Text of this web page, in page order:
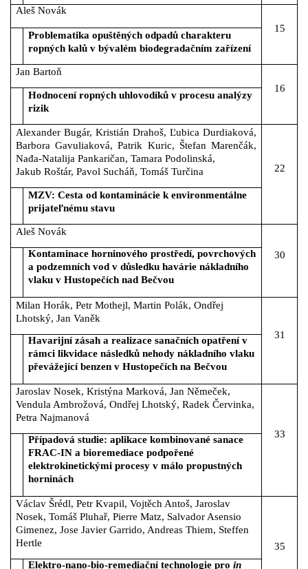
Aleš Novák
15
Problematika opuštěných odpadů charakteru
ropných kalů v bývalém biodegradačním zařízení
Jan Bartoň
16
Hodnocení ropných uhlovodíků v procesu analýzy
rizik
Alexander Bugár, Kristián Drahoš, Ľubica Durdiaková,
Barbora Gavuliaková, Patrik Kuric, Štefan Marenčák,
Nađa-Natalija Pankaričan, Tamara Podolinská,
Jakub Roštár, Pavol Sucháň, Tomáš Turčina 22
MZV: Cesta od kontaminácie k environmentálne
prijateľnému stavu
Aleš Novák
30
Kontaminace horninového prostředí, povrchových
a podzemních vod v důsledku havárie nákladního
vlaku v Hustopečích nad Bečvou
Milan Horák, Petr Mothejl, Martin Polák, Ondřej
Lhotský, Jan Vaněk
31
Havarijní zásah a realizace sanačních opatření v
rámci likvidace následků nehody nákladního vlaku
převážející benzen v Hustopečích na Bečvou
Jaroslav Nosek, Kristýna Marková, Jan Němeček,
Vendula Ambrožová, Ondřej Lhotský, Radek Červinka,
Petra Najmanová
33
Případová studie: aplikace kombinované sanace
FRAC-IN a bioremediace podpořené
elektrokinetickými procesy v málo propustných
horninách
Václav Šrédl, Petr Kvapil, Vojtěch Antoš, Jaroslav
Nosek, Tomáš Pluhař, Pierre Matz, Salvador Asensio
Gimenez, Jose Javier Garrido, Andreas Thiem, Steffen
Hertle
35
Elektro-nano-bio-remediační technologie pro in